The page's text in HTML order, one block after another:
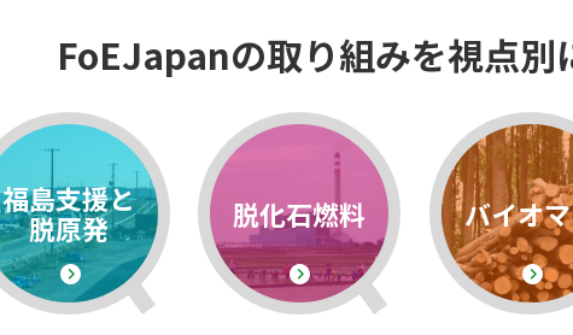
FoEJapanの取り組みを視点別
福島支援と
脱原発 脱化石燃料 バイオ